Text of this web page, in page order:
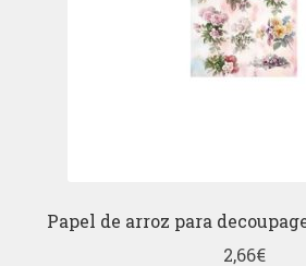
Papel de arroz para
2,66€